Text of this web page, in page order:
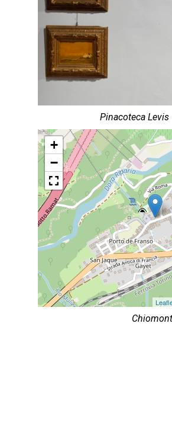
Pinacoteca Levis
+
−